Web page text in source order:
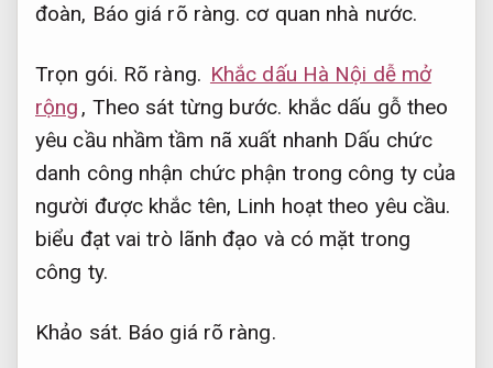
đoàn, Báo giá rõ ràng. cơ quan nhà nước.
Trọn gói. Rõ ràng. Khắc dấu Hà Nội dễ mở
rộng , Theo sát từng bước. khắc dấu gỗ theo
yêu cầu nhầm tầm nã xuất nhanh Dấu chức
danh công nhận chức phận trong công ty của
người được khắc tên, Linh hoạt theo yêu cầu.
biểu đạt vai trò lãnh đạo và có mặt trong
công ty.
Khảo sát. Báo giá rõ ràng.